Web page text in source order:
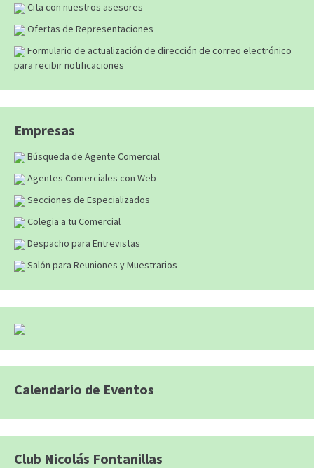
Cita con nuestros asesores
Ofertas de Representaciones
Formulario de actualización de dirección de correo electrónico
para recibir notificaciones
Empresas
Búsqueda de Agente Comercial
Agentes Comerciales con Web
Secciones de Especializados
Colegia a tu Comercial
Despacho para Entrevistas
Salón para Reuniones y Muestrarios
Calendario de Eventos
Club Nicolás Fontanillas